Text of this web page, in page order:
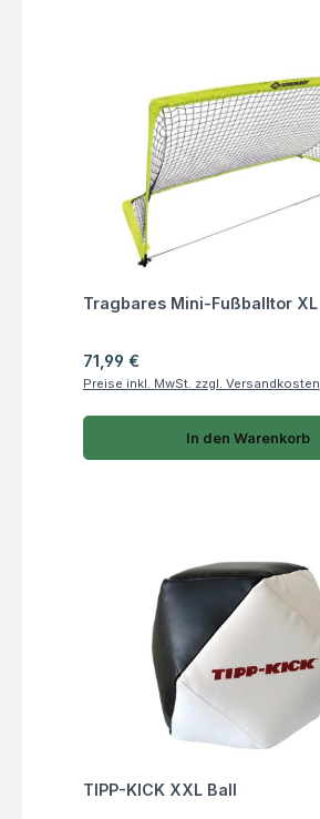
Fragen zum Artikel
Tragbares Mini-Fußballtor XL
Regulärer Preis:
71,99 €
Preise inkl. MwSt. zzgl. Versandkosten
In den Warenkorb
Fragen zum Artikel
TIPP-KICK XXL Ball